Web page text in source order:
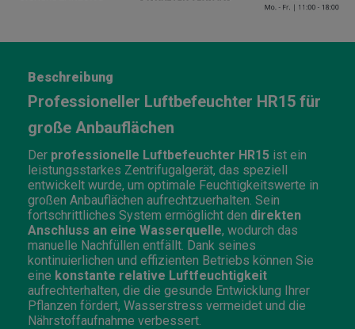
Beschreibung
Professioneller Luftbefeuchter HR15 für
große Anbauflächen
Der professionelle Luftbefeuchter HR15 ist ein
leistungsstarkes Zentrifugalgerät, das speziell
entwickelt wurde, um optimale Feuchtigkeitswerte in
großen Anbauflächen aufrechtzuerhalten. Sein
fortschrittliches System ermöglicht den direkten
Anschluss an eine Wasserquelle, wodurch das
manuelle Nachfüllen entfällt. Dank seines
kontinuierlichen und effizienten Betriebs können Sie
eine konstante relative Luftfeuchtigkeit
aufrechterhalten, die die gesunde Entwicklung Ihrer
Pflanzen fördert, Wasserstress vermeidet und die
Nährstoffaufnahme verbessert.